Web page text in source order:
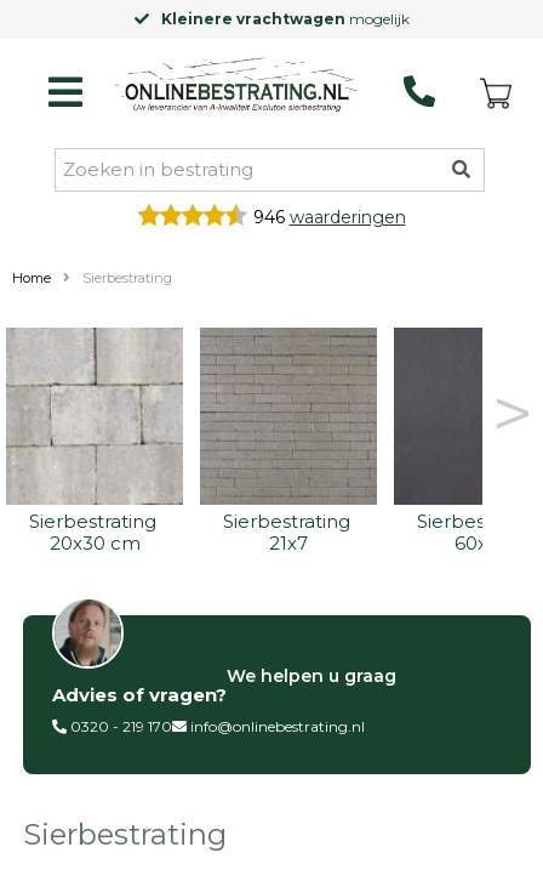
Kleinere vrachtwagenmogelijk
946 waarderingen
Home Sierbestrating
Sierbestrating
20x30 cm
Sierbestrating
21x7
Sierbestrating
60x60
>
Filter op
Categorieën
Betontegels
tegels
Natuursteen
Advies of vragen?
We helpen u graag
0320 - 219 170 info@onlinebestrating.nl
Sierbestrating